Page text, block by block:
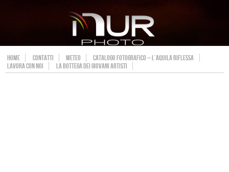
HOME CONTATTI METEO
CATALOGO FOTOGRAFICO – L’AQUILA RIFLESSA
LAVORA CON NOI
LA BOTTEGA DEI GIOVANI ARTISTI